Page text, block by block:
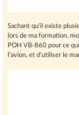
Sachant qu’il existe
lors de ma formation,
POH VB-860 pour ce
l’avion, et d’utiliser le